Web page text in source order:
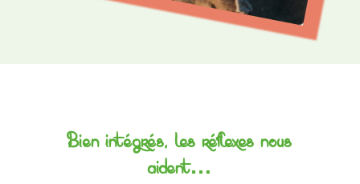
Bien intégrés, les réflexes nous
aident…